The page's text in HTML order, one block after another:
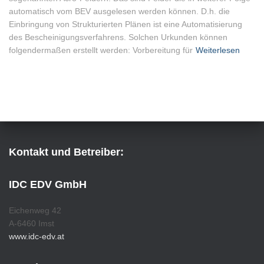
automatisch vom BEV ausgelesen werden können. D.h. die
Einbringung von Strukturierten Plänen ist eine Automatisierung
des Bescheinigungsverfahrens. Solchen Urkunden können
folgendermaßen erstellt werden: Vorbereitung für Weiterlesen
Kontakt und Betreiber:
IDC EDV GmbH
Eichenweg 42
A-6460 Imst
www.idc-edv.at